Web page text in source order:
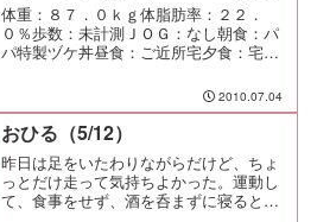
体重：８７．０ｋｇ体脂肪率：２２．
０％歩数：未計測ＪＯＧ：なし朝食：パ
パ特製ヅケ丼昼食：ご近所宅夕食：宅呑
かったけど、子供達は楽しんでくれたみ
たいだ。
2010.07.04
おひる（5/12）
昨日は足をいたわりながらだけど、ちょ
っとだけ走って気持ちよかった。運動し
て、食事をせず、酒を呑まずに寝ると翌